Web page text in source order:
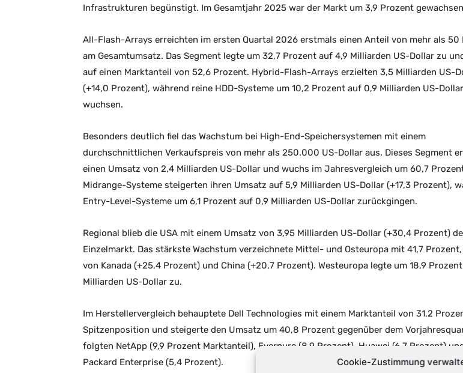
Cookie-Zustimmung
Infrastrukturen begünstigt. Im Gesamtjahr 2025 war der Markt um 3,9 Prozent
All-Flash-Arrays erreichten im ersten Quartal 2026 erstmals einen Anteil von mehr als 50
am Gesamtumsatz. Das Segment legte um 32,7 Prozent auf 4,9 Milliarden US-Dollar zu
auf einen Marktanteil von 52,6 Prozent. Hybrid-Flash-Arrays erzielten 3,5 Milliarden US-
(+14,0 Prozent), während reine HDD-Systeme um 10,2 Prozent auf 0,9 Milliarden US-Dollar
wuchsen.
Besonders deutlich fiel das Wachstum bei High-End-Speichersystemen mit einem
durchschnittlichen Verkaufspreis von mehr als 250.000 US-Dollar aus. Dieses Segment
einen Umsatz von 2,4 Milliarden US-Dollar und wuchs im Jahresvergleich um 60,7
Midrange-Systeme steigerten ihren Umsatz auf 5,9 Milliarden US-Dollar (+17,3 Prozent),
Entry-Level-Systeme um 6,1 Prozent auf 0,9 Milliarden US-Dollar zurückgingen.
Regional blieb die USA mit einem Umsatz von 3,95 Milliarden US-Dollar (+30,4 Prozent)
Einzelmarkt. Das stärkste Wachstum verzeichnete Mittel- und Osteuropa mit 41,7
von Kanada (+25,4 Prozent) und China (+20,7 Prozent). Westeuropa legte um 18,9
Milliarden US-Dollar zu.
Im Herstellervergleich behauptete Dell Technologies mit einem Marktanteil von 31,2
Spitzenposition und steigerte den Umsatz um 40,8 Prozent gegenüber dem
folgten NetApp (9,9 Prozent Marktanteil), Everpure (8,9 Prozent), Huawei (6,7 Prozent)
Packard Enterprise (5,4 Prozent).